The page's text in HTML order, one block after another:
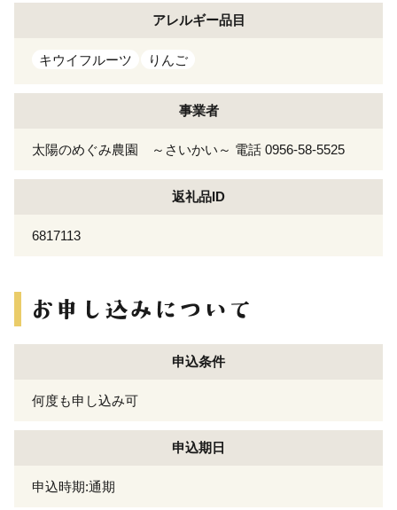
アレルギー品目
キウイフルーツ りんご
事業者
太陽のめぐみ農園 ～さいかい～ 電話 0956-58-5525
返礼品ID
6817113
申込条件
何度も申し込み可
申込期日
申込時期:通期